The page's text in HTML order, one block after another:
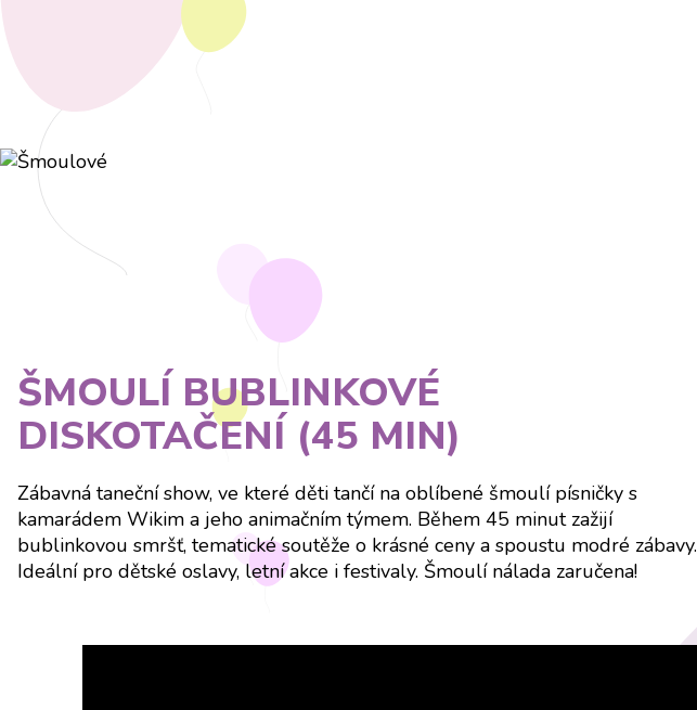
ŠMOULÍ BUBLINKOVÉ
DISKOTAČENÍ (45 MIN)
Zábavná taneční show, ve které děti tančí na oblíbené šmoulí písničky s
kamarádem Wikim a jeho animačním týmem. Během 45 minut zažijí
bublinkovou smršť, tematické soutěže o krásné ceny a spoustu modré zábavy.
Ideální pro dětské oslavy, letní akce i festivaly. Šmoulí nálada zaručena!